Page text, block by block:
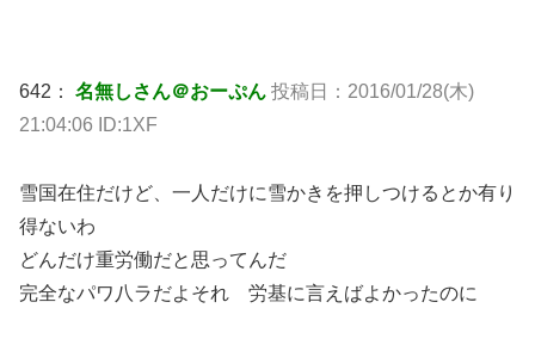
642： 名無しさん＠おーぷん 投稿日：2016/01/28(木)
21:04:06 ID:1XF
雪国在住だけど、一人だけに雪かきを押しつけるとか有り
得ないわ
どんだけ重労働だと思ってんだ
完全なパワ八ラだよそれ 労基に言えばよかったのに